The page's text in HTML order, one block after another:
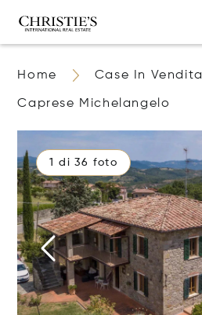
Home Case In Vendita
Caprese Michelangelo
1 di 36 foto